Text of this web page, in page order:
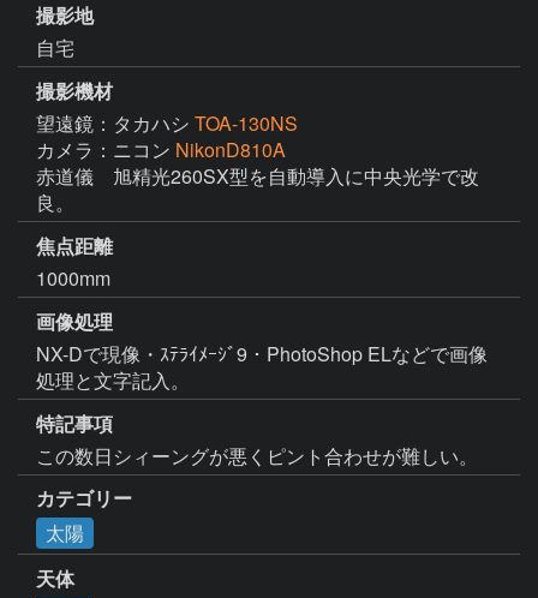
撮影地
自宅
撮影機材
望遠鏡：タカハシ TOA-130NS
カメラ：ニコン NikonD810A
赤道儀　旭精光260SX型を自動導入に中央光学で改
良。
焦点距離
1000mm
画像処理
NX-Dで現像・ｽﾃﾗｲﾒｰｼﾞ9・PhotoShop ELなどで画像
処理と文字記入。
特記事項
この数日シィーングが悪くピント合わせが難しい。
カテゴリー
太陽
天体